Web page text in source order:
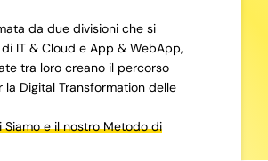
da due divisioni che si
IT & Cloud e App & WebApp,
tra loro creano il percorso
la Digital Transformation delle
Siamo e il nostro Metodo di